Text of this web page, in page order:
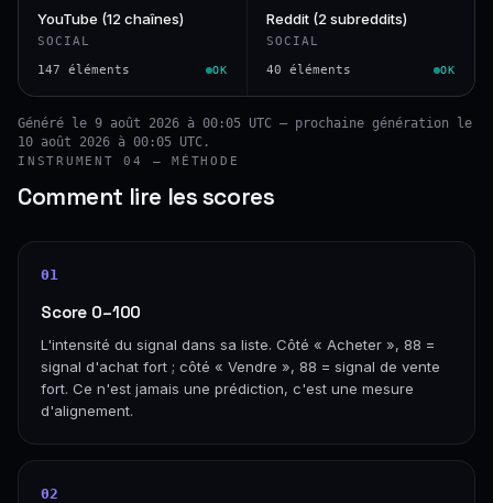
YouTube (12 chaînes)
SOCIAL
147 éléments OK
Reddit (2 subreddits)
SOCIAL
40 éléments OK
Généré le 9 août 2026 à 00:05 UTC — prochaine génération le
10 août 2026 à 00:05 UTC.
INSTRUMENT 04 — MÉTHODE
Comment lire les scores
01
Score 0–100
L'intensité du signal dans sa liste. Côté « Acheter », 88 =
signal d'achat fort ; côté « Vendre », 88 = signal de vente
fort. Ce n'est jamais une prédiction, c'est une mesure
d'alignement.
02